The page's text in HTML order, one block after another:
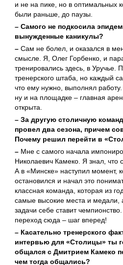
и не на пике, но в оптимальных
были раньше, до паузы.
– Самого не подкосила
вынужденные каникулы?
– Сам не болел, и оказался в
смысле. Я, Олег Горбенко, и
тренировались здесь, в Уручье.
тренерского штаба, но каждый
что ему нужно, выполнял
ну и на площадке – главная
открыта.
– За другую столичную
провел два сезона, причем
Почему решил перейти в
– Мне с самого начала
Николаевич Камеко. Я знал, что
А в «Минске» наступил момент,
остановился и начал это
классная команда, которая из
самые высокие места и медали,
задачи себе ставит
переход сюда – шаг вперед!
– Касательно тренерского
интервью для «Столицы» ты
общался с Дмитрием Камеко
чем тогда общались?